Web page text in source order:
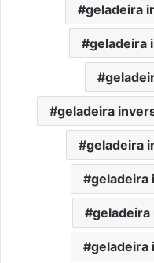
geladeira
geladeira
geladeira
geladeira
geladeira
geladeira
geladeira